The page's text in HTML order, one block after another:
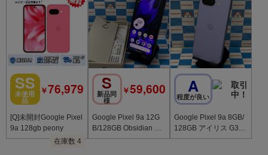
在庫数 4
SS
未使用
品
￥76,979
[Q]未開封Google Pixel
9a 128gb peony
S
新品同
様
￥59,600
Google Pixel 9a 12G
B/128GB Obsidian GX
Q96 海外版SIMフリ
A
程度が良い
Google Pixel 9a 8GB/
128GB アイリス G3Y
12 docomo版SIMフリ